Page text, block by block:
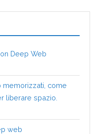
Deep Web
memorizzati, come
liberare spazio.
web